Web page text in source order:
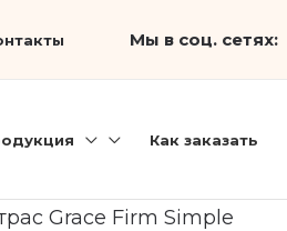
Мы в соц. сетях:
Как заказать
Grace Firm Simple